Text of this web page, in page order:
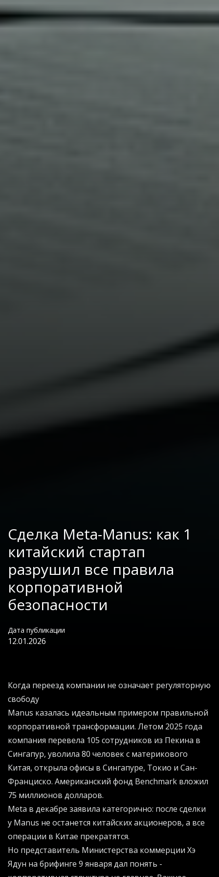
Сделка Meta-Manus: как 1
китайский стартап
разрушил все правила
корпоративной
безопасности
Дата публикации
12.01.2026
Когда переезд компании не означает регуляторную
свободу
Manus казалась идеальным примером правильной
корпоративной трансформации. Летом 2025 года
компания перевела 105 сотрудников из Пекина в
Сингапур, уволила 80 человек с материкового
Китая, открыла офисы в Сингапуре, Токио и Сан-
Франциско. Американский фонд Benchmark вложил
75 миллионов долларов.
Meta в декабре заявила категорично: после сделки
у Manus не останется китайских акционеров, а все
операции в Китае прекратятся.
Но представитель Министерства коммерции Хэ
Ядун на брифинге 9 января дал понять -